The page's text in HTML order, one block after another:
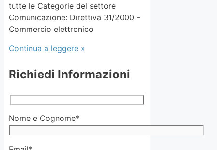
tutte le Categorie del settore
Comunicazione: Direttiva 31/2000 –
Commercio elettronico
Continua a leggere »
Richiedi Informazioni
Nome e Cognome*